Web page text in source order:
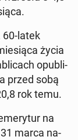
60-latek
życia
opu­bli­
przed sobą
rok temu.
na
31 marca na­